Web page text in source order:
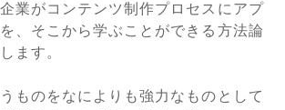
業がコンテンツ制作プロセスにアプ
、そこから学ぶことができる方法論
ます。
ものをなによりも強力なものとして